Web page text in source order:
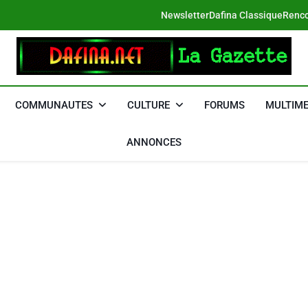
NewsletterDafina Classique
DAFINA
COMMUNAUTES CULTURE FORUMS
ANNONCES